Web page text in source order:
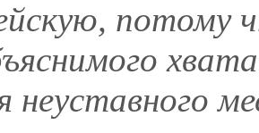
потому
неуставного